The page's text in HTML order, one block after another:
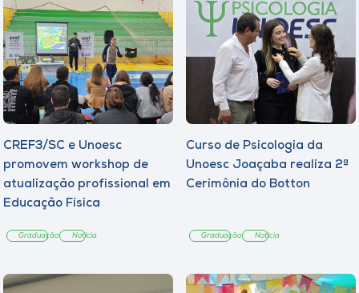
CREF3/SC e Unoesc
promovem workshop de
atualização profissional em
Educação Física
Graduação Notícia
Curso de Psicologia da
Unoesc Joaçaba realiza 2ª
Cerimônia do Botton
Graduação Notícia